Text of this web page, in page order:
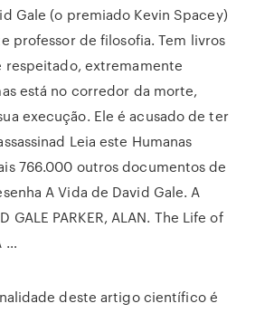
Gale (o premiado Kevin Spacey)
professor de filosofia. Tem livros
respeitado, extremamente
está no corredor da morte,
execução. Ele é acusado de ter
Leia este Humanas
766.000 outros documentos de
A Vida de David Gale. A
GALE PARKER, ALAN. The Life of
…
deste artigo científico é